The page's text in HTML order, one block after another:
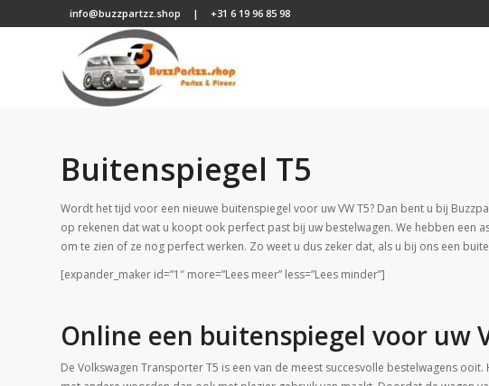
info@buzzpartzz.shop | +31 6 19 96 85 98
Buitenspiegel T5
Wordt het tijd voor een nieuwe buitenspiegel voor uw VW T5? Dan bent u bij
op rekenen dat wat u koopt ook perfect past bij uw bestelwagen. We hebben
om te zien of ze nog perfect werken. Zo weet u dus zeker dat, als u bij ons een
[expander_maker id=”1″ more=”Lees meer” less=”Lees minder”]
Online een buitenspiegel voor uw
De Volkswagen Transporter T5 is een van de meest succesvolle bestelwagens